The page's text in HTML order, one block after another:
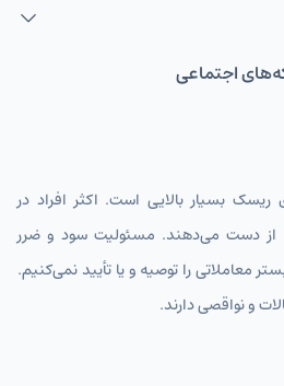
اجتماعی
ریسک بسیار بالایی است. اکثر افراد در
را از دست می‌دهند. مسئولیت سود و ضرر
معاملاتی را توصیه و یا تأیید نمی‌کنیم.
و نواقصی دارند.